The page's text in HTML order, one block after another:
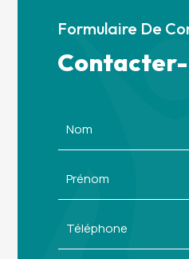
Formulaire De
Contacter-